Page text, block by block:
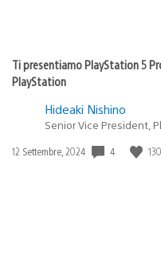
Ti presentiamo PlayStation 5
PlayStation
Hideaki Nishino
Senior Vice President,
Data
12 Settembre, 2024 4 130